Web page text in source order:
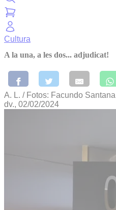
Cultura
A la una, a les dos... adjudicat!
A. L. / Fotos: Facundo Santana
dv., 02/02/2024